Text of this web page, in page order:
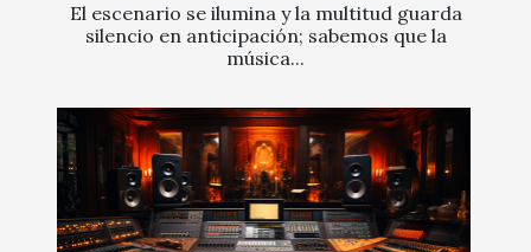
El escenario se ilumina y la multitud guarda
silencio en anticipación; sabemos que la
música...